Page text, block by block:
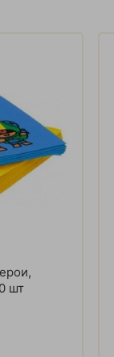
шт